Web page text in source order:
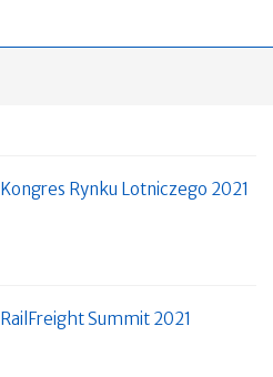
Kongres Rynku Lotniczego 2021
RailFreight Summit 2021